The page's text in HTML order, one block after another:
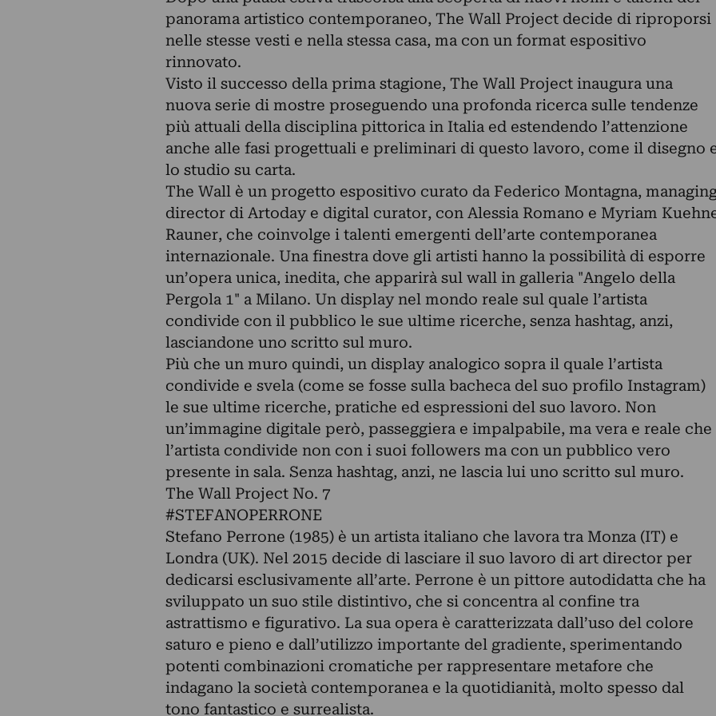
panorama artistico contemporaneo, The Wall Project decide di riproporsi
nelle stesse vesti e nella stessa casa, ma con un format espositivo
rinnovato.
Visto il successo della prima stagione, The Wall Project inaugura una
nuova serie di mostre proseguendo una profonda ricerca sulle tendenze
più attuali della disciplina pittorica in Italia ed estendendo l’attenzione
anche alle fasi progettuali e preliminari di questo lavoro, come il disegno
lo studio su carta.
The Wall è un progetto espositivo curato da Federico Montagna,
director di Artoday e digital curator, con Alessia Romano e Myriam
Rauner, che coinvolge i talenti emergenti dell’arte contemporanea
internazionale. Una finestra dove gli artisti hanno la possibilità di esporre
un’opera unica, inedita, che apparirà sul wall in galleria "Angelo della
Pergola 1" a Milano. Un display nel mondo reale sul quale l’artista
condivide con il pubblico le sue ultime ricerche, senza hashtag, anzi,
lasciandone uno scritto sul muro.
Più che un muro quindi, un display analogico sopra il quale l’artista
condivide e svela (come se fosse sulla bacheca del suo profilo Instagram)
le sue ultime ricerche, pratiche ed espressioni del suo lavoro. Non
un’immagine digitale però, passeggiera e impalpabile, ma vera e reale che
l’artista condivide non con i suoi followers ma con un pubblico vero
presente in sala. Senza hashtag, anzi, ne lascia lui uno scritto sul muro.
The Wall Project No. 7
#STEFANOPERRONE
Stefano Perrone (1985) è un artista italiano che lavora tra Monza (IT) e
Londra (UK). Nel 2015 decide di lasciare il suo lavoro di art director per
dedicarsi esclusivamente all’arte. Perrone è un pittore autodidatta che ha
sviluppato un suo stile distintivo, che si concentra al confine tra
astrattismo e figurativo. La sua opera è caratterizzata dall’uso del colore
saturo e pieno e dall’utilizzo importante del gradiente, sperimentando
potenti combinazioni cromatiche per rappresentare metafore che
indagano la società contemporanea e la quotidianità, molto spesso dal
tono fantastico e surrealista.